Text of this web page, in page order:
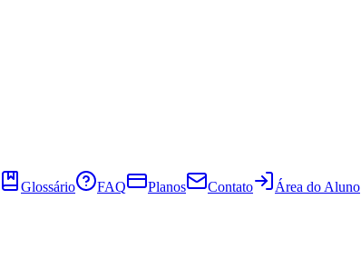
Glossário FAQ Planos Contato Área do Aluno